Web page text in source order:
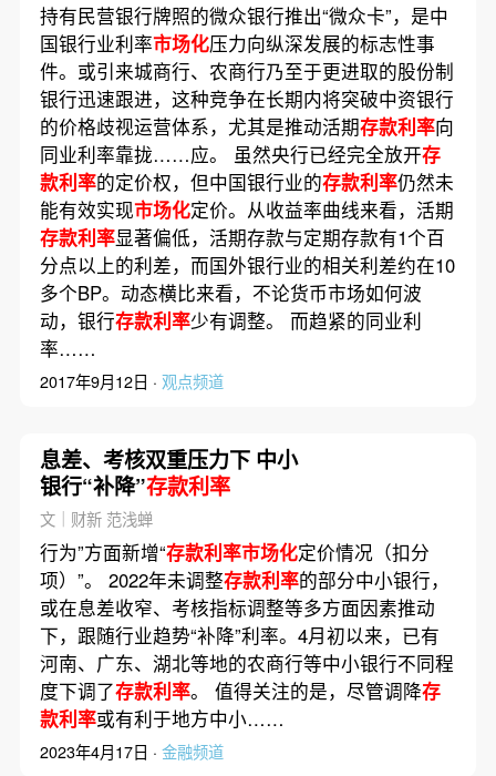
持有民营银行牌照的微众银行推出“微众卡”，是中
国银行业利率市场化压力向纵深发展的标志性事
件。或引来城商行、农商行乃至于更进取的股份制
银行迅速跟进，这种竞争在长期内将突破中资银行
的价格歧视运营体系，尤其是推动活期存款利率向
同业利率靠拢……应。 虽然央行已经完全放开存
款利率的定价权，但中国银行业的存款利率仍然未
能有效实现市场化定价。从收益率曲线来看，活期
存款利率显著偏低，活期存款与定期存款有1个百
分点以上的利差，而国外银行业的相关利差约在10
多个BP。动态横比来看，不论货币市场如何波
动，银行存款利率少有调整。 而趋紧的同业利
率……
2017年9月12日 · 观点频道
息差、考核双重压力下 中小
银行“补降”存款利率
文｜财新 范浅蝉
行为”方面新增“存款利率市场化定价情况（扣分
项）”。 2022年未调整存款利率的部分中小银行，
或在息差收窄、考核指标调整等多方面因素推动
下，跟随行业趋势“补降”利率。4月初以来，已有
河南、广东、湖北等地的农商行等中小银行不同程
度下调了存款利率。 值得关注的是，尽管调降存
款利率或有利于地方中小……
2023年4月17日 · 金融频道